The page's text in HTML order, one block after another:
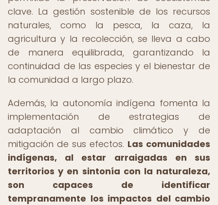
clave. La gestión sostenible de los recursos
naturales, como la pesca, la caza, la
agricultura y la recolección, se lleva a cabo
de manera equilibrada, garantizando la
continuidad de las especies y el bienestar de
la comunidad a largo plazo.
Además, la autonomía indígena fomenta la
implementación de estrategias de
adaptación al cambio climático y de
mitigación de sus efectos. Las comunidades
indígenas, al estar arraigadas en sus
territorios y en sintonía con la naturaleza,
son capaces de identificar
tempranamente los impactos del cambio